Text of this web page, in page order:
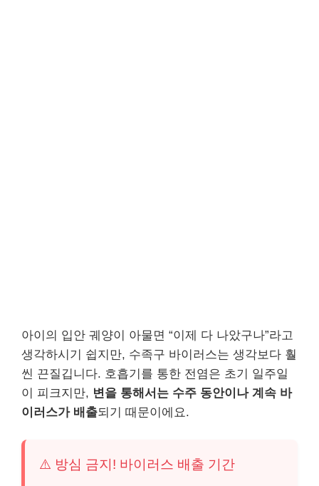
아이의 입안 궤양이 아물면 “이제 다 나았구나”라고
생각하시기 쉽지만, 수족구 바이러스는 생각보다 훨
씬 끈질깁니다. 호흡기를 통한 전염은 초기 일주일
이 피크지만, 변을 통해서는 수주 동안이나 계속 바
이러스가 배출되기 때문이에요.
⚠️ 방심 금지! 바이러스 배출 기간